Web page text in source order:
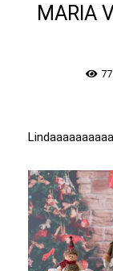
MARIA